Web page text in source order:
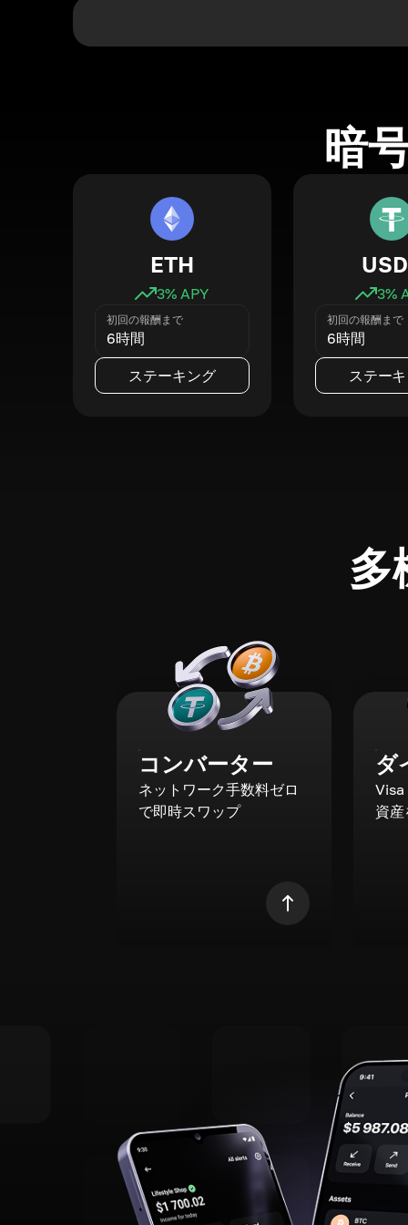
暗
ETH
3% APY
初回の報酬まで
6時間
ステーキング
3%
初回の報酬まで
6時間
ステー
多
コンバーター
ネットワーク手数料ゼロ
で即時スワップ
ダ
資